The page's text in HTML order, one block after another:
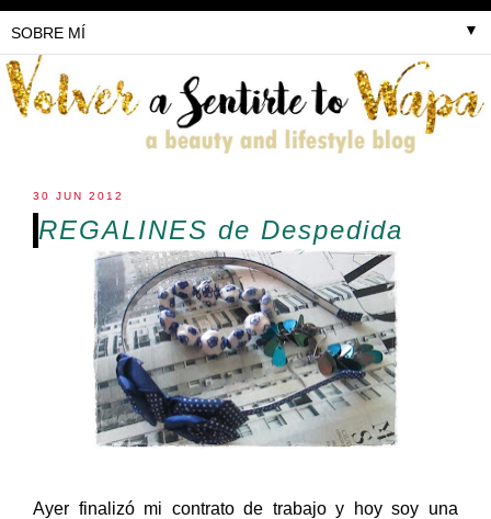
▼
30 JUN 2012
REGALINES de Despedida
Ayer finalizó mi contrato de trabajo y hoy soy una